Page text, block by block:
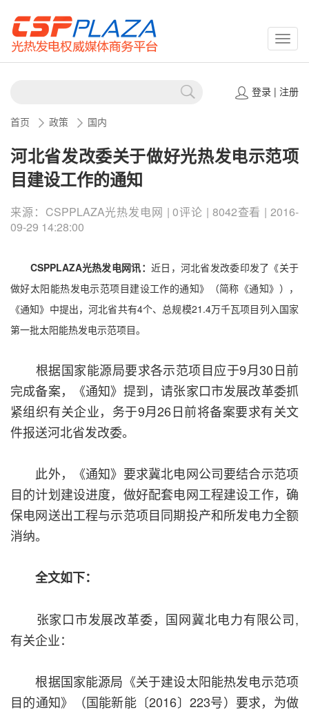
登录| 注册
首页 政策 国内
河北省发改委关于做好光热发电示范项
目建设工作的通知
来源：CSPPLAZA光热发电网 | 0评论 | 8042查看 | 2016-
09-29 14:28:00
CSPPLAZA光热发电网讯： 近日，河北省发改委印发了《关于
做好太阳能热发电示范项目建设工作的通知》（简称《通知》），
《通知》中提出，河北省共有4个、总规模21.4万千瓦项目列入国家
第一批太阳能热发电示范项目。
根据国家能源局要求各示范项目应于9月30日前
完成备案，《通知》提到，请张家口市发展改革委抓
紧组织有关企业，务于9月26日前将备案要求有关文
件报送河北省发改委。
此外，《通知》要求冀北电网公司要结合示范项
目的计划建设进度，做好配套电网工程建设工作，确
保电网送出工程与示范项目同期投产和所发电力全额
消纳。
全文如下：
张家口市发展改革委，国网冀北电力有限公司,
有关企业：
根据国家能源局《关于建设太阳能热发电示范项
目的通知》（国能新能〔2016〕223号）要求，为做